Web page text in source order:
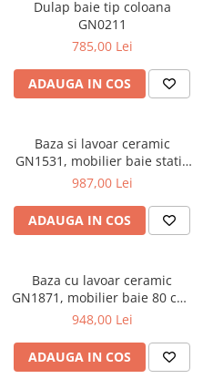
Saltele Pocket
Saltele cu arcuri impachetate
individual
Saltele Memory Pocket
Saltele Memory Foam
Saltele cu plasa arcuri
Saltele cu spuma
Saltele cu spuma poliuretanica
Saltele Memory
Saltele 140x200
Saltele 160x200
Saltele 180x200
Noptiere
Masute de toaleta
Scaune pentru living
Seturi comode living si vitrine
Mobila living
Comode living
Set mese plus scaune
Scaune ergonomice
Etajere Birou
Dulap birou
Birouri
Scaune pentru birou
Scaune birou
Scaune profesionale
Scaune Lemn
Scaune resigilate
Scaune gradinita
Scaune terasa si outdoor
Dulap baie tip coloana
GN0211
785,00 Lei
ADAUGA IN COS
Baza si lavoar ceramic
GN1531, mobilier baie stativ
80 cm, front MDF, 3 usi, 2
picioare cromate reglabile,
alb
987,00 Lei
ADAUGA IN COS
Baza cu lavoar ceramic
GN1871, mobilier baie 80 cm,
front MDF, 1 sertar, 1 usa,
cromate reglabile, alb
948,00 Lei
ADAUGA IN COS